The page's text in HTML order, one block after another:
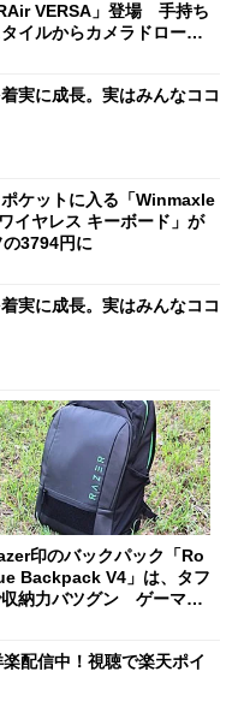
VERSA」登場 手持ち
タイルからカメラドローン
実に成長。実はみんなココ
ケットに入る「Winmaxle
イヤレス キーボード」が
3794円に
実に成長。実はみんなココ
印のバックパック「Ro
Backpack V4」は、タフ
納力バツグン ゲーマー
楽配信中！視聴で楽天ポイ